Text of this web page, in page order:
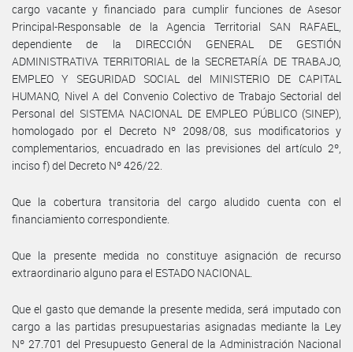
cargo vacante y financiado para cumplir funciones de Asesor
Principal-Responsable de la Agencia Territorial SAN RAFAEL,
dependiente de la DIRECCIÓN GENERAL DE GESTIÓN
ADMINISTRATIVA TERRITORIAL de la SECRETARÍA DE TRABAJO,
EMPLEO Y SEGURIDAD SOCIAL del MINISTERIO DE CAPITAL
HUMANO, Nivel A del Convenio Colectivo de Trabajo Sectorial del
Personal del SISTEMA NACIONAL DE EMPLEO PÚBLICO (SINEP),
homologado por el Decreto Nº 2098/08, sus modificatorios y
complementarios, encuadrado en las previsiones del artículo 2º,
inciso f) del Decreto Nº 426/22.
Que la cobertura transitoria del cargo aludido cuenta con el
financiamiento correspondiente.
Que la presente medida no constituye asignación de recurso
extraordinario alguno para el ESTADO NACIONAL.
Que el gasto que demande la presente medida, será imputado con
cargo a las partidas presupuestarias asignadas mediante la Ley
Nº 27.701 del Presupuesto General de la Administración Nacional